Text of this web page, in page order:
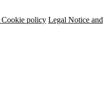
Cookie policy Legal Notice and